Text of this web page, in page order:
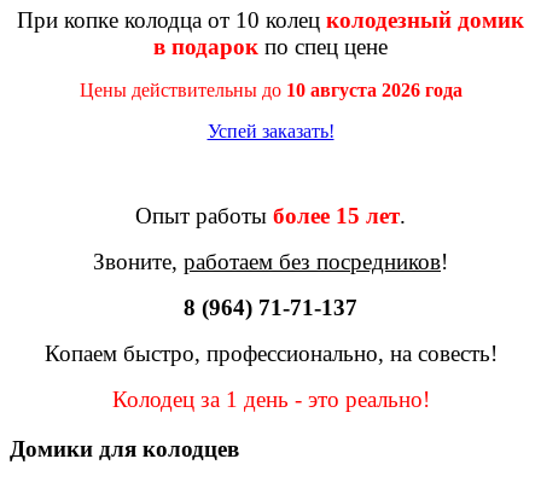
При копке колодца от 10 колец колодезный домик
в подарок по спец цене
Цены действительны до 10 августа 2026 года
Успей заказать!
Опыт работы более 15 лет.
Звоните, работаем без посредников!
8 (964) 71-71-137
Копаем быстро, профессионально, на совесть!
Колодец за 1 день - это реально!
Домики для колодцев